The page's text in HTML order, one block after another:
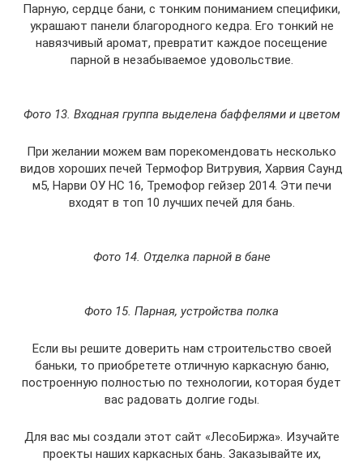
Парную, сердце бани, с тонким пониманием специфики,
украшают панели благородного кедра. Его тонкий не
навязчивый аромат, превратит каждое посещение
парной в незабываемое удовольствие.
Фото 13. Входная группа выделена баффелями и цветом
При желании можем вам порекомендовать несколько
видов хороших печей Термофор Витрувия, Харвия Саунд
м5, Нарви ОУ НС 16, Тремофор гейзер 2014. Эти печи
входят в топ 10 лучших печей для бань.
Фото 14. Отделка парной в бане
Фото 15. Парная, устройства полка
Если вы решите доверить нам строительство своей
баньки, то приобретете отличную каркасную баню,
построенную полностью по технологии, которая будет
вас радовать долгие годы.
Для вас мы создали этот сайт «ЛесоБиржа». Изучайте
проекты наших каркасных бань. Заказывайте их,